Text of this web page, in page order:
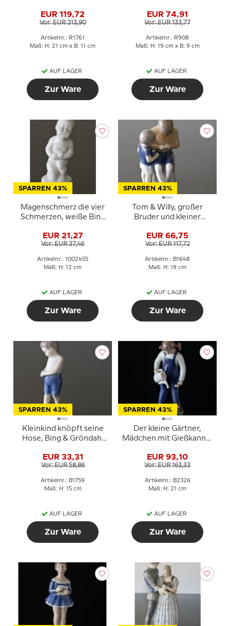
Copenhagen Figur Nr.
1761
EUR 119,72
Vor: EUR 213,90
Artikelnr.: R1761
Maß: H: 21 cm x B: 11 cm
AUF LAGER
Zur Ware
EUR 74,91
Vor: EUR 133,77
Artikelnr.: R908
Maß: H: 19 cm x B: 9 cm
AUF LAGER
Zur Ware
SPARREN 43%
Magenschmerz die vier
Schmerzen, weiße Bing
2208 oder 455
EUR 21,27
Vor: EUR 37,46
Artikelnr.: 1002455
Maß: H: 12 cm
AUF LAGER
Zur Ware
SPARREN 43%
Tom & Willy, großer
Bruder und kleiner
Kinderfigur Nr. 1648
EUR 66,75
Vor: EUR 117,72
Artikelnr.: B1648
Maß: H: 19 cm
AUF LAGER
Zur Ware
SPARREN 43%
Kleinkind knöpft seine
Hose, Bing & Gröndahl
EUR 33,31
Vor: EUR 58,86
Artikelnr.: B1759
Maß: H: 15 cm
AUF LAGER
Zur Ware
SPARREN 43%
Der kleine Gärtner,
Mädchen mit Gießkanne,
Nr. 2326
EUR 93,10
Vor: EUR 163,33
Artikelnr.: B2326
Maß: H: 21 cm
AUF LAGER
Zur Ware